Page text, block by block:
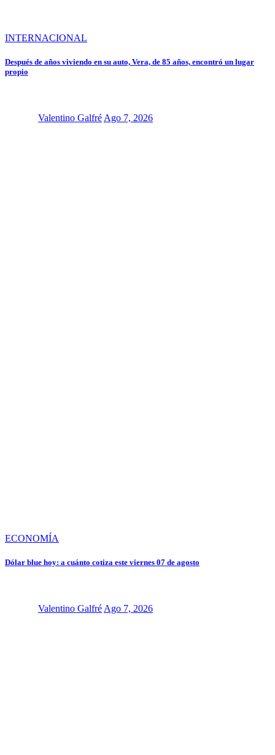
INTERNACIONAL
Después de años viviendo en su auto, Vera, de 85 años, encontró un lugar
propio
Valentino Galfré Ago 7, 2026
ECONOMÍA
Dólar blue hoy: a cuánto cotiza este viernes 07 de agosto
Valentino Galfré Ago 7, 2026